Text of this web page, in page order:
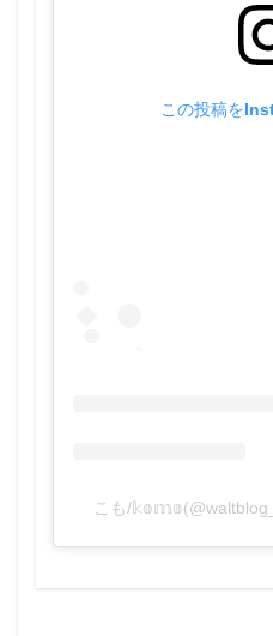
この投稿を
こも/